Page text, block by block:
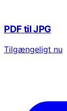
PDF til JPG
Tilgængeligt nu